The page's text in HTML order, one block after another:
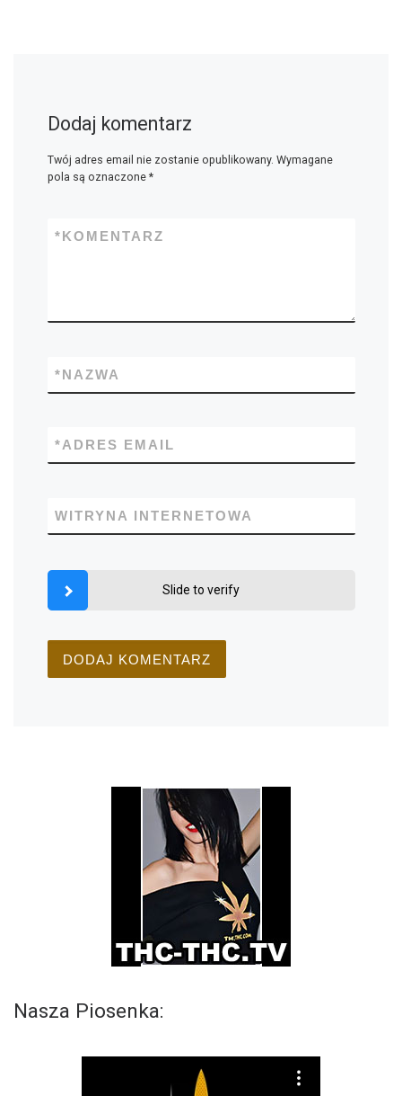
Dodaj komentarz
Twój adres email nie zostanie opublikowany. Wymagane
pola są oznaczone *
KOMENTARZ
*
NAZWA
*
ADRES EMAIL
*
WITRYNA INTERNETOWA
Slide to verify
Nasza Piosenka: